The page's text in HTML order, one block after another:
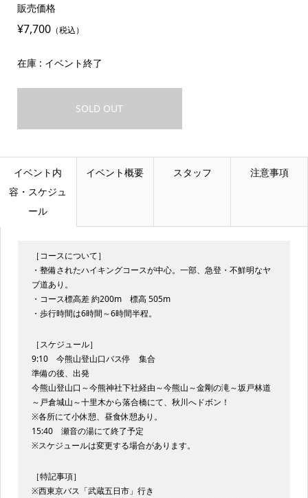
販売価格
¥7,700（税込）
在庫 : イベント終了
SOLD OUT
イベント内
容・スケジュ
ール
イベント概要 スタッフ 注意事項
［コースについて］
・整備されたハイキングコースが中心。一部、急登・不鮮明なヤ
ブ道あり。
・コース標高差 約200m 標高 505m
・歩行時間は6時間～6時間半程。
［スケジュール］
9:10 今熊山登山口バス停 集合
準備の後、出発
今熊山登山口～今熊神社下社経由～今熊山～金剛の滝～坂戸林道
～戸倉城山～十里木から落合橋にて、秋川へドボン！
※各所にて小休憩、昼食休憩あり。
15:40 瀬音の湯にて終了予定
※スケジュールは変更する場合があります。
［特記事項］
※西東京バス「武蔵五日市」行き